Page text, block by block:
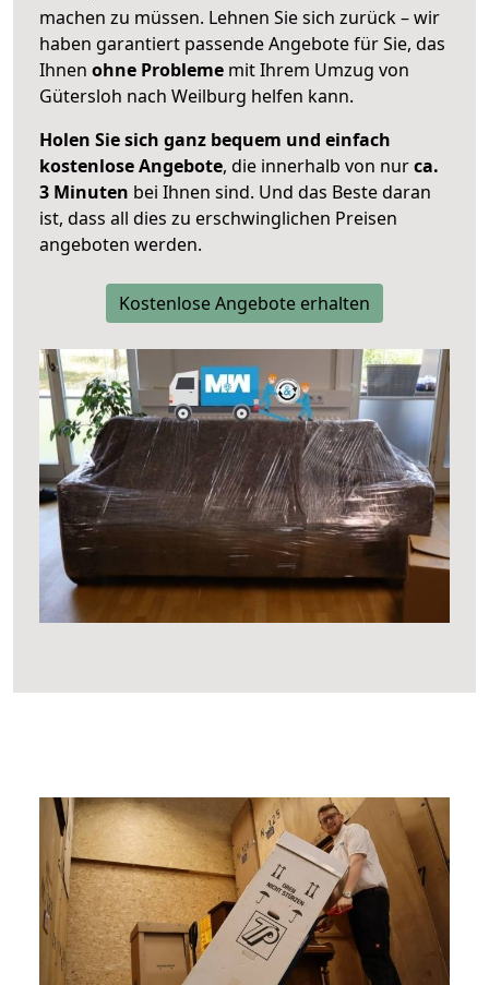
machen zu müssen. Lehnen Sie sich zurück – wir
haben garantiert passende Angebote für Sie, das
Ihnen ohne Probleme mit Ihrem Umzug von
Gütersloh nach Weilburg helfen kann.
Holen Sie sich ganz bequem und einfach
kostenlose Angebote, die innerhalb von nurca.
3 Minuten bei Ihnen sind. Und das Beste daran
ist, dass all dies zu erschwinglichen Preisen
angeboten werden.
Kostenlose Angebote erhalten